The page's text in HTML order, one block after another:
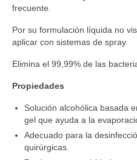
frecuente.
Por su formulación líquida no
aplicar con sistemas de spray.
Elimina el 99,99% de las
Propiedades
Solución alcohólica basada
gel que ayuda a la
Adecuado para la
quirúrgicas.